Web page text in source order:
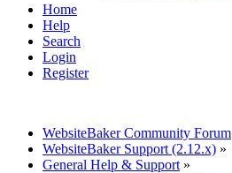
Home
Help
Search
Login
Register
WebsiteBaker Community Forum
WebsiteBaker Support (2.12.x) »
General Help & Support »